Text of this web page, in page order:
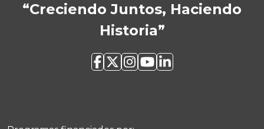
“Creciendo Juntos, Haciendo
Historia”